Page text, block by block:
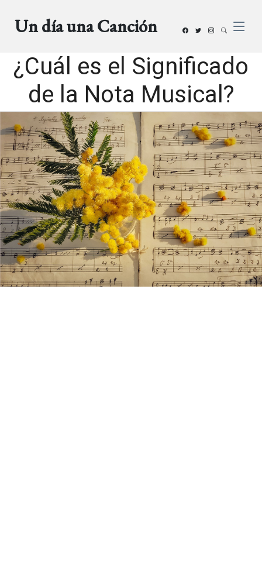
Un día una Canción
¿Cuál es el Significado
de la Nota Musical?